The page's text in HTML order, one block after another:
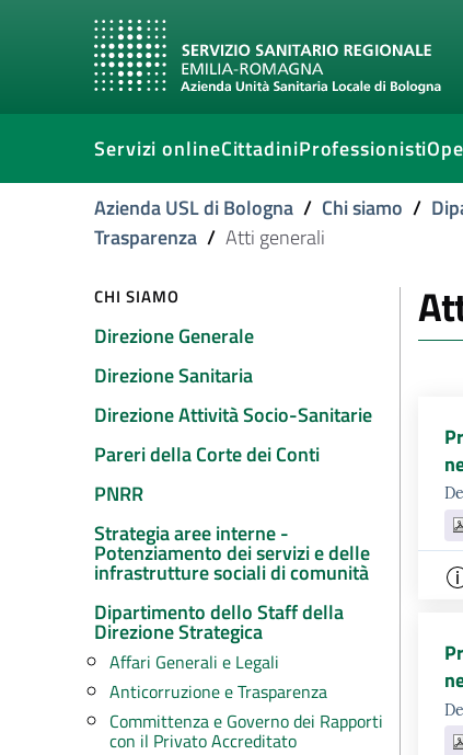
Servizi onlineCittadiniProfessionisti
Azienda USL di Bologna / Chi siamo /
Trasparenza / Atti generali
CHI SIAMO
Direzione Generale
Direzione Sanitaria
Direzione Attività Socio-Sanitarie
Pareri della Corte dei Conti
PNRR
Strategia aree interne -
Potenziamento dei servizi e delle
infrastrutture sociali di comunità
Dipartimento dello Staff della
Direzione Strategica
Affari Generali e Legali
Anticorruzione e Trasparenza
Committenza e Governo dei Rapporti
con il Privato Accreditato